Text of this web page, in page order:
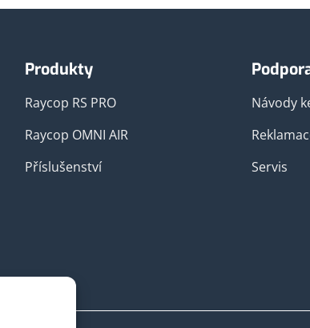
Produkty
Raycop RS PRO
Raycop OMNI AIR
Příslušenství
Návody
Servis